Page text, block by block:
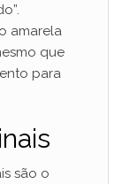
amarela
que
para
são o